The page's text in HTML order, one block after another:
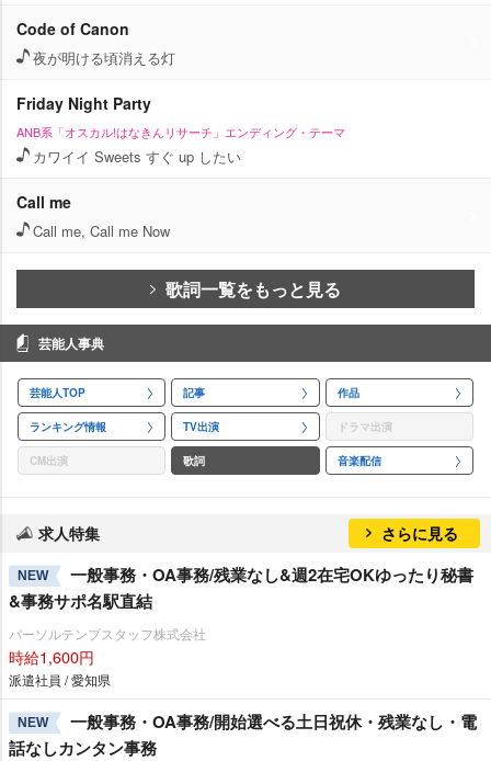
Code of Canon
夜が明ける頃消える灯
Friday Night Party
ANB系「オスカル!はなきんリサーチ」エンディング・テーマ
カワイイ Sweets すぐ up したい
Call me
Call me, Call me Now
歌詞一覧をもっと見る
芸能人事典
芸能人TOP 記事 作品
ランキング情報 TV出演 ドラマ出演
CM出演 歌詞 音楽配信
求人特集 さらに見る
NEW
一般事務・OA事務/残業なし&週2在宅OKゆったり秘書
&事務サポ名駅直結
パーソルテンプスタッフ株式会社
時給1,600円
派遣社員 / 愛知県
NEW
一般事務・OA事務/開始選べる土日祝休・残業なし・電
話なしカンタン事務